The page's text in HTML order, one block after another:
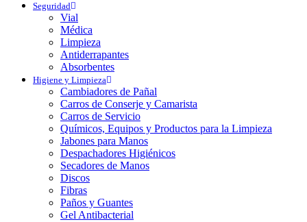
Seguridad
Vial
Médica
Limpieza
Antiderrapantes
Absorbentes
Higiene y Limpieza
Cambiadores de Pañal
Carros de Conserje y Camarista
Carros de Servicio
Químicos, Equipos y Productos para la Limpieza
Jabones para Manos
Despachadores Higiénicos
Secadores de Manos
Discos
Fibras
Paños y Guantes
Gel Antibacterial